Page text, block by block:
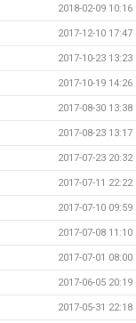
2018-02-09 10:16
2017-12-10 17:47
2017-10-23 13:23
2017-10-19 14:26
2017-08-30 13:38
2017-08-23 13:17
2017-07-23 20:32
2017-07-11 22:22
2017-07-10 09:59
2017-07-08 11:10
2017-07-01 08:00
2017-06-05 20:19
2017-05-31 22:18